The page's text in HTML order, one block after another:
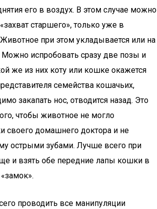
его в воздух. В этом случае можно
старшего», только уже в
при этом укладывается или на
испробовать сразу две позы и
же из них коту или кошке окажется
семейства кошачьих,
закапать нос, отводится назад. Это
чтобы животное не могло
своего домашнего доктора и не
острыми зубами. Лучше всего при
и взять обе передние лапы кошки в
проводить все манипуляции